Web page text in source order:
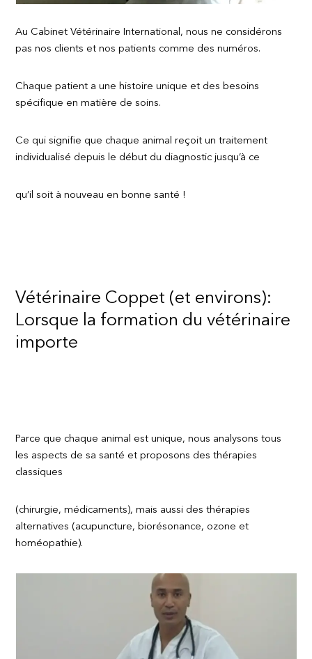
Au Cabinet Vétérinaire International, nous ne considérons
pas nos clients et nos patients comme des numéros.
Chaque patient a une histoire unique et des besoins
spécifique en matière de soins.
Ce qui signifie que chaque animal reçoit un traitement
individualisé depuis le début du diagnostic jusqu’à ce
qu’il soit à nouveau en bonne santé !
Vétérinaire Coppet (et environs):
Lorsque la formation du vétérinaire
importe
Parce que chaque animal est unique, nous analysons tous
les aspects de sa santé et proposons des thérapies
classiques
(chirurgie, médicaments), mais aussi des thérapies
alternatives (acupuncture, biorésonance, ozone et
homéopathie).